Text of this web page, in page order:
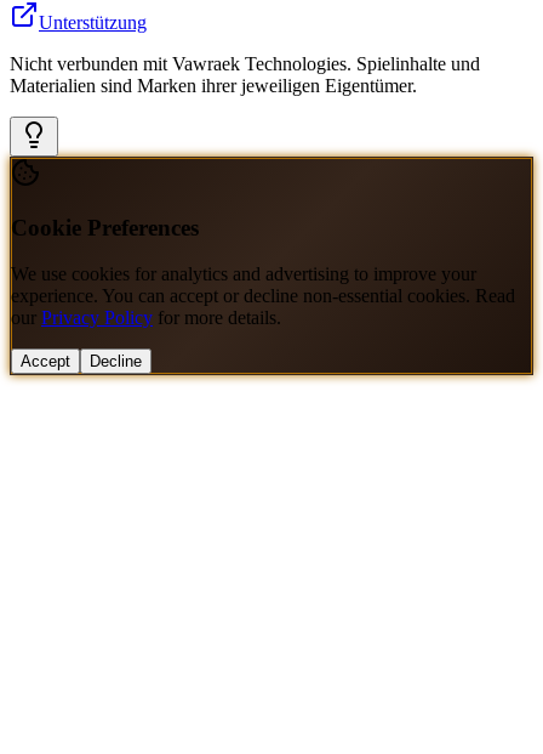
Unterstützung
Nicht verbunden mit Vawraek Technologies. Spielinhalte und
Materialien sind Marken ihrer jeweiligen Eigentümer.
Cookie Preferences
We use cookies for analytics and advertising to improve your
experience. You can accept or decline non-essential cookies. Read
our Privacy Policy for more details.
Accept Decline